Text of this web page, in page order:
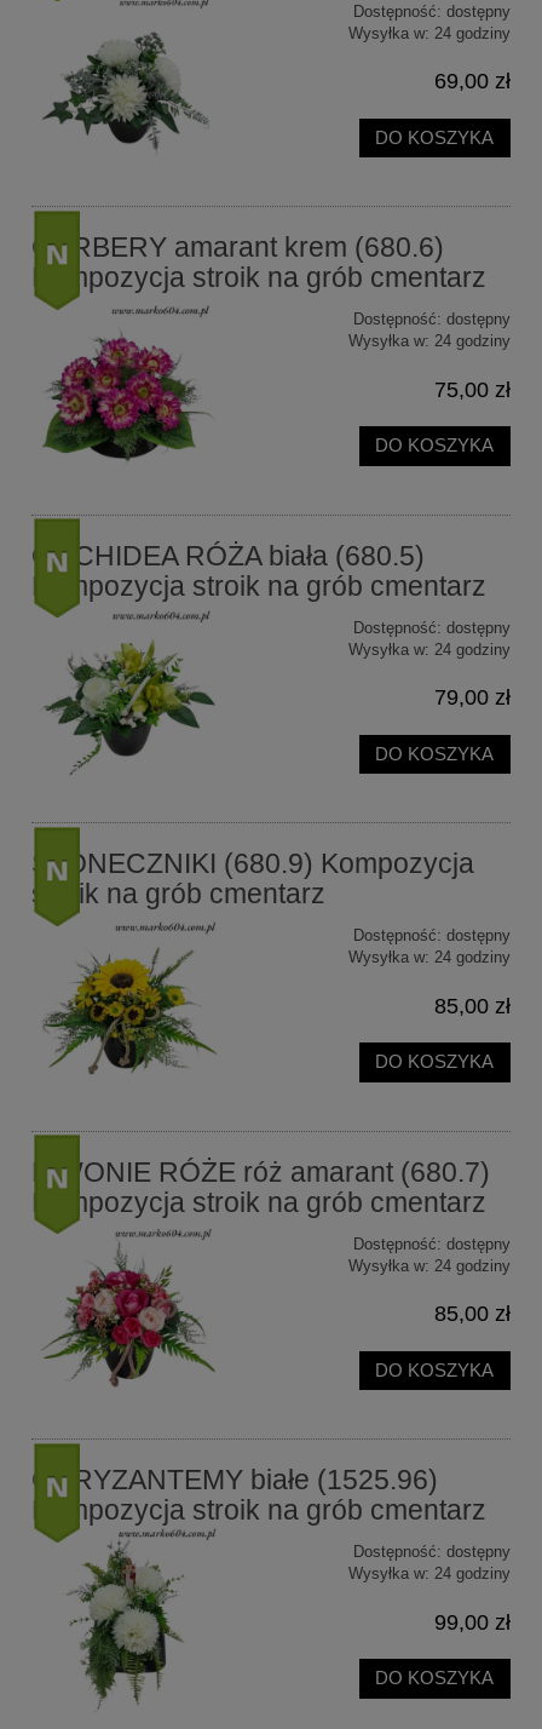
Dostępność: dostępny
Wysyłka w: 24 godziny
69,00 zł
DO KOSZYKA
GERBERY amarant krem (680.6)
Kompozycja stroik na grób cmentarz
Dostępność: dostępny
Wysyłka w: 24 godziny
75,00 zł
DO KOSZYKA
ORCHIDEA RÓŻA biała (680.5)
Kompozycja stroik na grób cmentarz
Dostępność: dostępny
Wysyłka w: 24 godziny
79,00 zł
DO KOSZYKA
SŁONECZNIKI (680.9) Kompozycja
stroik na grób cmentarz
Dostępność: dostępny
Wysyłka w: 24 godziny
85,00 zł
DO KOSZYKA
PIWONIE RÓŻE róż amarant (680.7)
Kompozycja stroik na grób cmentarz
Dostępność: dostępny
Wysyłka w: 24 godziny
85,00 zł
DO KOSZYKA
CHRYZANTEMY białe (1525.96)
Kompozycja stroik na grób cmentarz
Dostępność: dostępny
Wysyłka w: 24 godziny
99,00 zł
DO KOSZYKA
nowość